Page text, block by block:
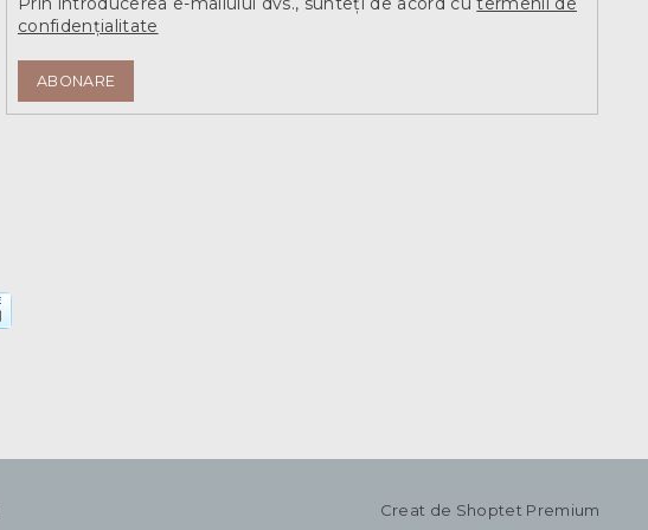
i
l
confidențialitate
ABONARE
Creat de Shoptet Premium